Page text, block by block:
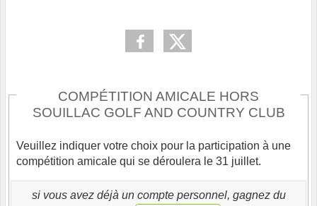
COMPÉTITION AMICALE HORS
SOUILLAC GOLF AND COUNTRY CLUB
Veuillez indiquer votre choix pour la participation à une
compétition amicale qui se déroulera le 31 juillet.
si vous avez déjà un compte personnel, gagnez du